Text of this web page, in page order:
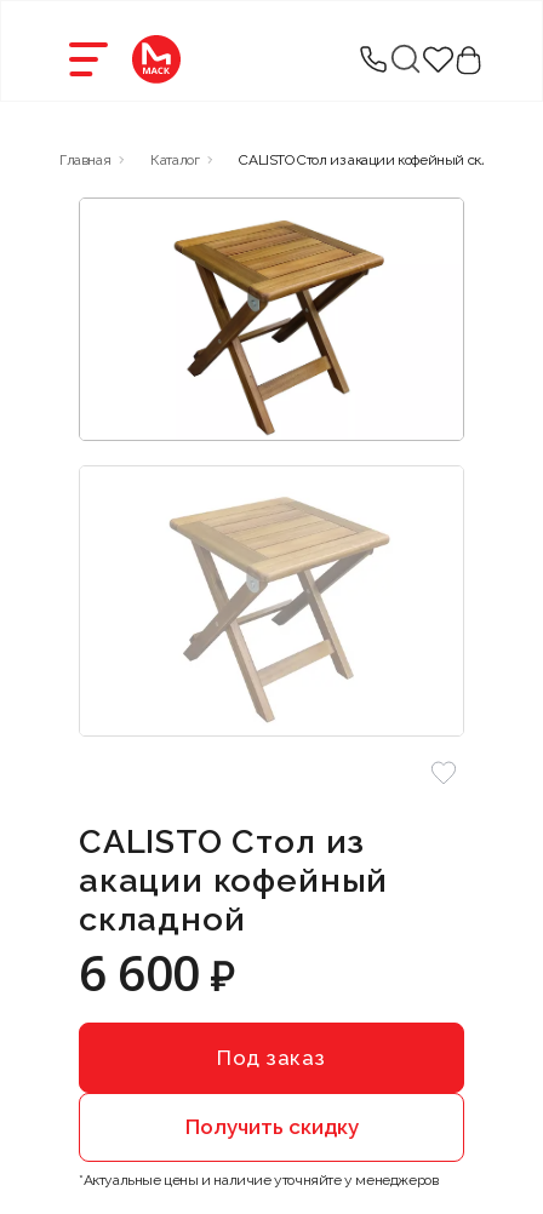
Главная Каталог CALISTO Стол из акации кофейный складной
CALISTO Стол из
акации кофейный
складной
6 600 ₽
Под заказ
Получить скидку
*Актуальные цены и наличие уточняйте у менеджеров